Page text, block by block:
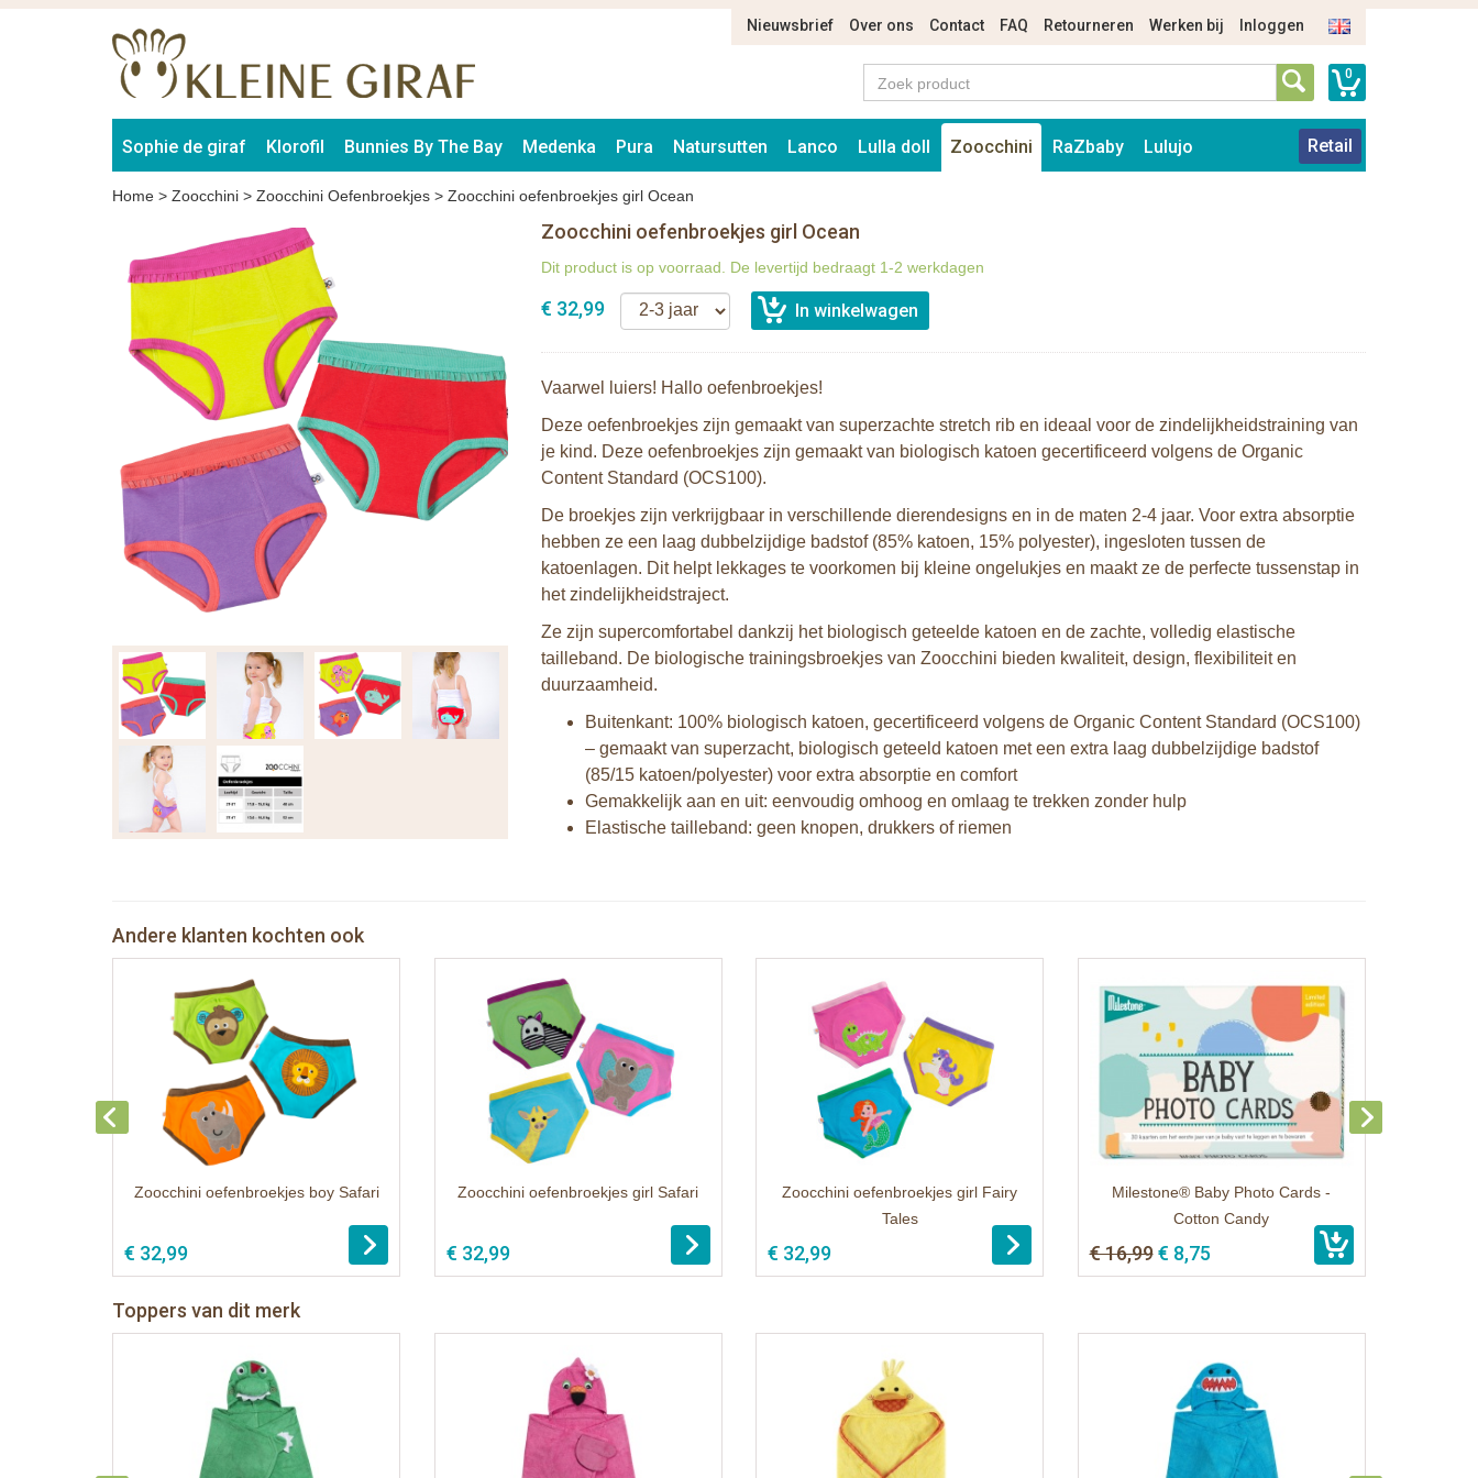
Nieuwsbrief Over ons Contact FAQ Retourneren Werken bij Inloggen
0
Sophie de giraf Klorofil Bunnies By The Bay Medenka Pura Natursutten Lanco Lulla doll Zoocchini RaZbaby Lulujo Retail
Home > Zoocchini > Zoocchini Oefenbroekjes > Zoocchini oefenbroekjes girl Ocean
Zoocchini oefenbroekjes girl Ocean
Dit product is op voorraad. De levertijd bedraagt 1-2 werkdagen
€ 32,99
Vaarwel luiers! Hallo oefenbroekjes!
Deze oefenbroekjes zijn gemaakt van superzachte stretch rib en ideaal voor de zindelijkheidstraining van
je kind. Deze oefenbroekjes zijn gemaakt van biologisch katoen gecertificeerd volgens de Organic
Content Standard (OCS100).
De broekjes zijn verkrijgbaar in verschillende dierendesigns en in de maten 2-4 jaar. Voor extra absorptie
hebben ze een laag dubbelzijdige badstof (85% katoen, 15% polyester), ingesloten tussen de
katoenlagen. Dit helpt lekkages te voorkomen bij kleine ongelukjes en maakt ze de perfecte tussenstap in
het zindelijkheidstraject.
Ze zijn supercomfortabel dankzij het biologisch geteelde katoen en de zachte, volledig elastische
tailleband. De biologische trainingsbroekjes van Zoocchini bieden kwaliteit, design, flexibiliteit en
duurzaamheid.
Buitenkant: 100% biologisch katoen, gecertificeerd volgens de Organic Content Standard (OCS100)
– gemaakt van superzacht, biologisch geteeld katoen met een extra laag dubbelzijdige badstof
(85/15 katoen/polyester) voor extra absorptie en comfort
Gemakkelijk aan en uit: eenvoudig omhoog en omlaag te trekken zonder hulp
Elastische tailleband: geen knopen, drukkers of riemen
Andere klanten kochten ook
Zoocchini oefenbroekjes boy Safari
€ 32,99
Zoocchini oefenbroekjes girl Safari
€ 32,99
Zoocchini oefenbroekjes girl Fairy
Tales
€ 32,99
Milestone® Baby Photo Cards -
Cotton Candy
€ 16,99€ 8,75
Toppers van dit merk